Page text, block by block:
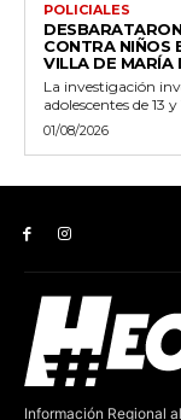
POLICIALES
CONTRA NIÑOS
VILLA DE MARÍA
La investigación
adolescentes de 13
01/08/2026
Información Regional